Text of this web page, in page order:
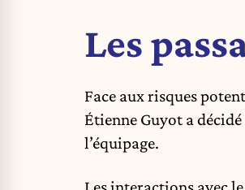
Les
Face aux risques
Étienne Guyot a
l’équipage.